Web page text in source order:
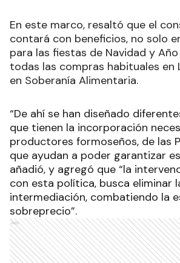
En este marco, resaltó que el
contará con beneficios, no solo
para las fiestas de Navidad y Año
todas las compras habituales en
en Soberanía Alimentaria.
“De ahí se han diseñado
que tienen la incorporación
productores formoseños, de las
que ayudan a poder garantizar
añadió, y agregó que “la
con esta política, busca eliminar
intermediación, combatiendo la
sobreprecio”.
Ads